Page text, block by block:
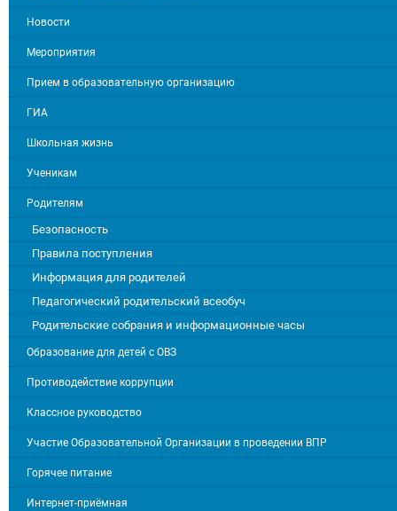
Новости
Мероприятия
Прием в образовательную организацию
ГИА
Школьная жизнь
Ученикам
Родителям
Безопасность
Правила поступления
Информация для родителей
Педагогический родительский всеобуч
Родительские собрания и информационные часы
Образование для детей с ОВЗ
Противодействие коррупции
Классное руководство
Участие Образовательной Организации в проведении ВПР
Горячее питание
Интернет-приёмная